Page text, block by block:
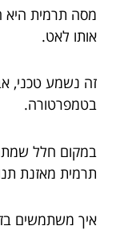
מסה תרמית היא
אותו לאט.
זה נשמע טכני,
בטמפרטורה.
במקום חלל
תרמית מאזנת
איך משתמשים